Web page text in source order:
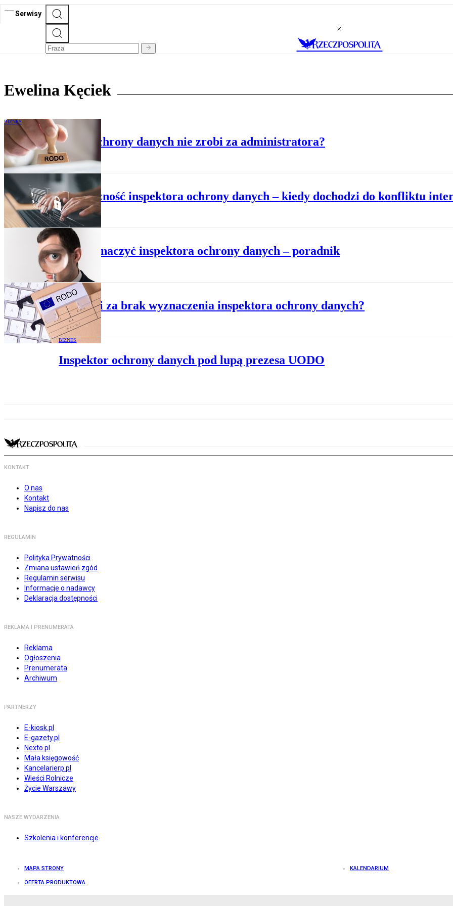
Serwisy
Ewelina Kęciek
BIZNES
Czego inspektor ochrony danych nie zrobi za administratora?
Niezależność inspektora ochrony danych – kiedy dochodzi do konfliktu
BIZNES
Jak wyznaczyć inspektora ochrony danych – poradnik
BIZNES
Co grozi za brak wyznaczenia inspektora ochrony danych?
BIZNES
Inspektor ochrony danych pod lupą prezesa UODO
KONTAKT
O nas
Kontakt
Napisz do nas
REGULAMIN
Polityka Prywatności
Zmiana ustawień zgód
Regulamin serwisu
Informacje o nadawcy
Deklaracja dostępności
REKLAMA I PRENUMERATA
Reklama
Ogłoszenia
Prenumerata
Archiwum
PARTNERZY
E-kiosk.pl
E-gazety.pl
Nexto.pl
Mała księgowość
Kancelarierp.pl
Wieści Rolnicze
Życie Warszawy
NASZE WYDARZENIA
Szkolenia i konferencje
MAPA STRONY KALENDARIUM
OFERTA PRODUKTOWA